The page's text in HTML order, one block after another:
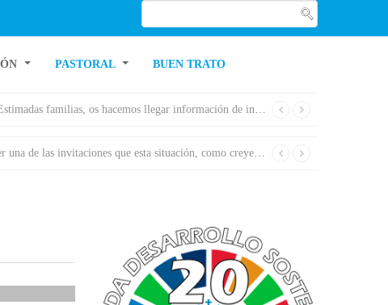
PASTORAL BUEN TRATO
familias, os hacemos llegar información de interés de la Secretaría General de Educación relativa a la ventilación de las aulas y vestimenta del alumnado con la llegada de las nuevas tempera...
como creyentes, nos hace: centrar nuestra mirada en lo que es verda...